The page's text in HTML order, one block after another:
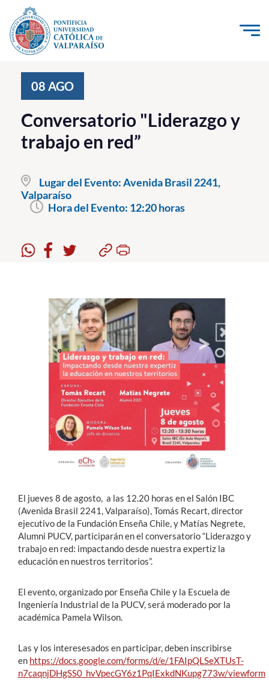
Click acá para ir directamente al contenido
Investigación, Creación e Innovación
PUCV Internacional
Vinculación con el Medio
Admisión
Pregrado
Estudiantes
Académicos
Funcionarios
English
08 AGO
Conversatorio "Liderazgo y
trabajo en red”
Lugar del Evento:Avenida Brasil 2241,
Valparaíso
Hora del Evento: 12:20 horas
El jueves 8 de agosto, a las 12.20 horas en el Salón IBC
(Avenida Brasil 2241, Valparaíso), Tomás Recart, director
ejecutivo de la Fundación Enseña Chile, y Matías Negrete,
Alumni PUCV, participarán en el conversatorio “Liderazgo y
trabajo en red: impactando desde nuestra expertiz la
educación en nuestros territorios”.
El evento, organizado por Enseña Chile y la Escuela de
Ingeniería Industrial de la PUCV, será moderado por la
académica Pamela Wilson.
Las y los interesesados en participar, deben inscribirse
en https://docs.google.com/forms/d/e/1FAIpQLSeXTUsT-
n7caqnjDHgSS0_hvVpecGY6z1PqIExkdNKupg773w/viewform